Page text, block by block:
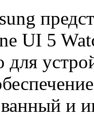
UI 5
для
и